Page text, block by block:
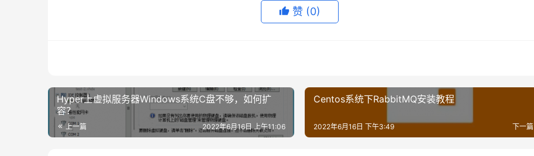
5、登录到服务器上，查看客户端通过SCP复制文件是否成功，并查看密钥内容不为空。并通过使用>>进行追加
[root@localhost .ssh]# ls
[root @localhost .ssh]# ls
[root @localhost .ssh] # cat id_rsa.pub
赞 (0)
Hyper上虚拟服务器Windows系统C盘不够，如何扩
容？
上一篇 2022年6月16日 上午11:06
Centos系统下RabbitMQ安装教程
下一篇
2022年6月16日 下午3:49